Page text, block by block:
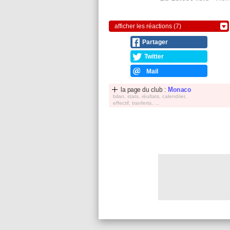
afficher les réactions (7)
Partager
Twitter
Mail
la page du club : Monaco
bilan, stats, réultats, calendrier,
effectif, tranferts, ...